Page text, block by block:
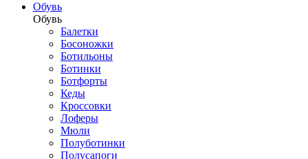
Обувь
Обувь
Балетки
Босоножки
Ботильоны
Ботинки
Ботфорты
Кеды
Кроссовки
Лоферы
Мюли
Полуботинки
Полусапоги